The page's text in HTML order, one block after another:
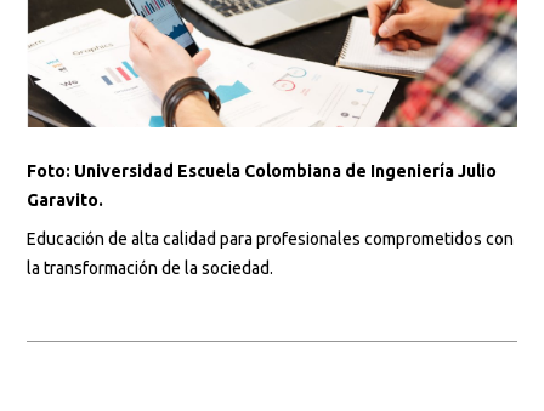
Foto: Universidad Escuela Colombiana de Ingeniería Julio
Garavito.
Educación de alta calidad para profesionales comprometidos con
la transformación de la sociedad.